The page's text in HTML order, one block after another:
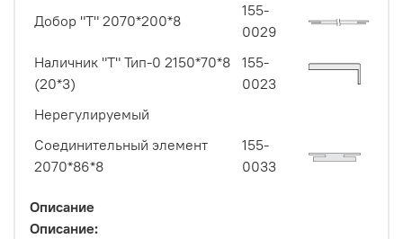
Добор "Т" 2070*200*8
155-
0029
Наличник "Т" Тип-0 2150*70*8
(20*3)
155-
0023
Нерегулируемый
Соединительный элемент
2070*86*8
155-
0033
Описание
Описание: